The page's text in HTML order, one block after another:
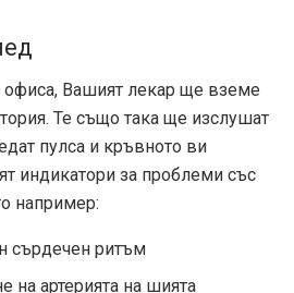
Вашият лекар ще вземе
Те също така ще изслушат
пулса и кръвното ви
индикатори за проблеми със
например:
сърдечен ритъм
на артерията на шията